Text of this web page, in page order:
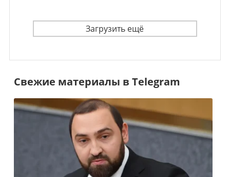
Загрузить ещё
Свежие материалы в Telegram